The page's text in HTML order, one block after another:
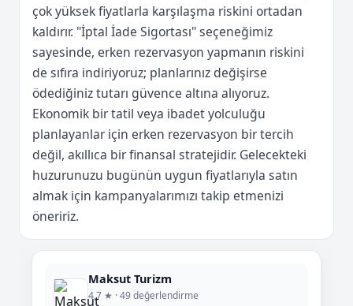
çok yüksek fiyatlarla karşılaşma riskini ortadan
kaldırır. "İptal İade Sigortası" seçeneğimiz
sayesinde, erken rezervasyon yapmanın riskini
de sıfıra indiriyoruz; planlarınız değişirse
ödediğiniz tutarı güvence altına alıyoruz.
Ekonomik bir tatil veya ibadet yolculuğu
planlayanlar için erken rezervasyon bir tercih
değil, akıllıca bir finansal stratejidir. Gelecekteki
huzurunuzu bugünün uygun fiyatlarıyla satın
almak için kampanyalarımızı takip etmenizi
öneririz.
Maksut Turizm
4,7 ★ · 49 değerlendirme